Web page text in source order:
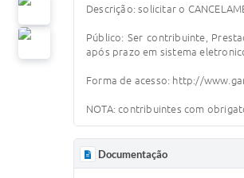
Descrição: solicitar o
Público: Ser contribuinte,
após prazo em sistema
Forma de acesso: http://
NOTA: contribuintes com
Documentação